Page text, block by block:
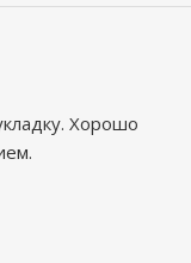
Хорошо